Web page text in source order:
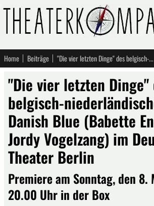
Home Beiträge "Die vier letzten Dinge" des belgisch-niederländischen Duos Danish Blue (Babette Engels & Jordy Vogelzang) im Deutschen Theater Berlin
"Die vier letzten Dinge"
belgisch-
Danish Blue (Babette
Jordy Vogelzang) im
Theater Berlin
Premiere am Sonntag, den 8.
20.00 Uhr in der Box